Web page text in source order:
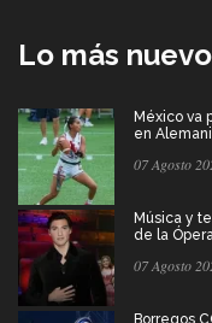
Lo más nuevo
México va
en
07 Agosto
Música y
de la
07 Agosto
Borregos